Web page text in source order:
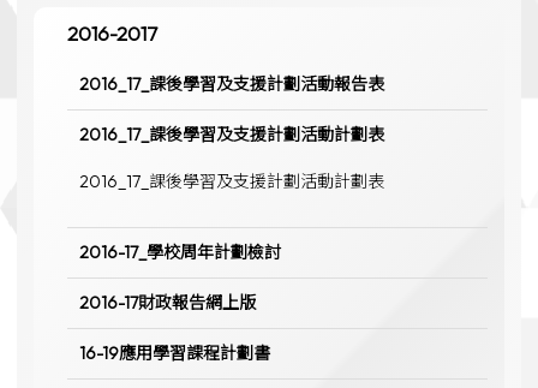
2016-2017
2016_17_課後學習及支援計劃活動報告表
2016_17_課後學習及支援計劃活動計劃表
2016_17_課後學習及支援計劃活動計劃表
2016-17_學校周年計劃檢討
2016-17財政報告網上版
16-19應用學習課程計劃書